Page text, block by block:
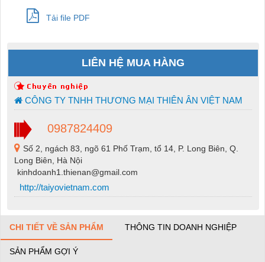
Tải file PDF
LIÊN HỆ MUA HÀNG
CÔNG TY TNHH THƯƠNG MẠI THIÊN ÂN VIỆT NAM
0987824409
Số 2, ngách 83, ngõ 61 Phố Trạm, tổ 14, P. Long Biên, Q.
Long Biên, Hà Nội
kinhdoanh1.thienan@gmail.com
http://taiyovietnam.com
CHI TIẾT VỀ SẢN PHẨM THÔNG TIN DOANH NGHIỆP
SẢN PHẨM GỢI Ý